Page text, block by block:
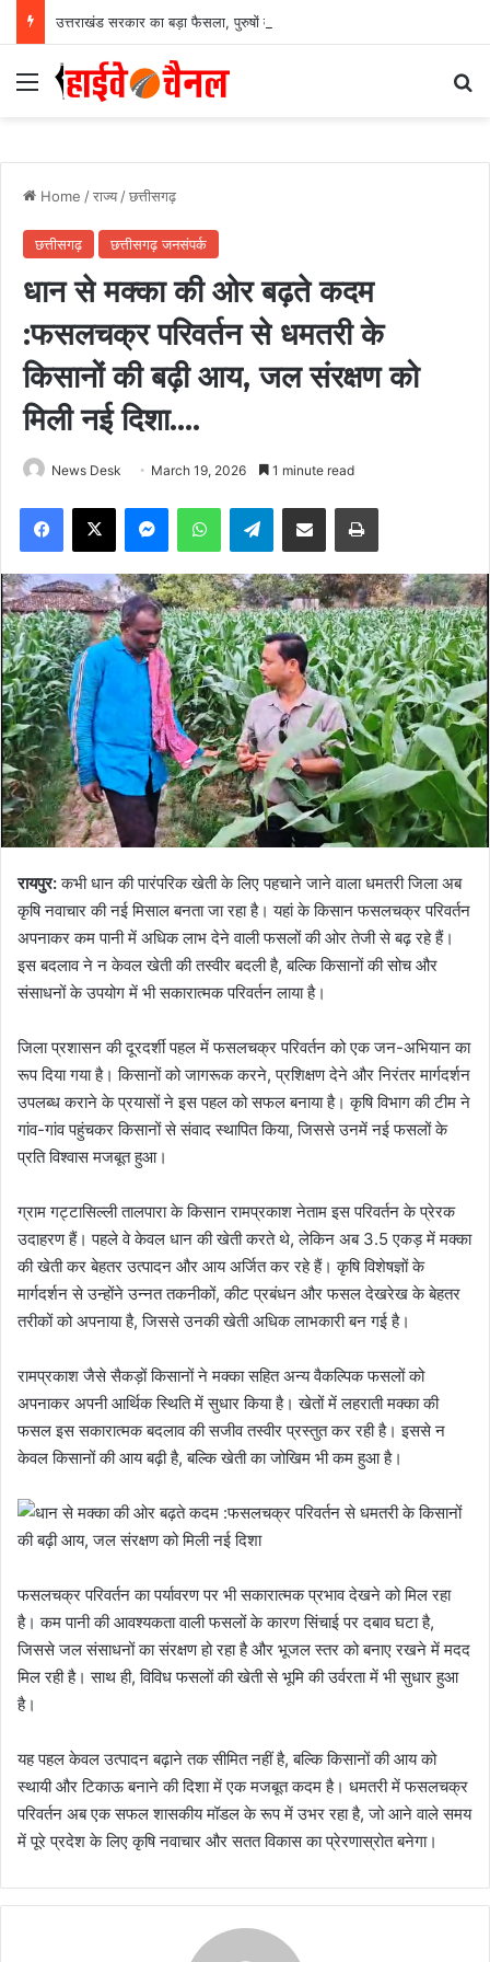
Menu
Home /राज्य /छत्तीसगढ़
छत्तीसगढ़ छत्तीसगढ़ जनसंपर्क
धान से मक्का की ओर बढ़ते कदम
:फसलचक्र परिवर्तन से धमतरी के
किसानों की बढ़ी आय, जल संरक्षण को
मिली नई दिशा….
News Desk March 19, 2026 1 minute read
Facebook
X MessengerWhatsAppTelegramShare via Email Print
रायपुर:कभी धान की पारंपरिक खेती के लिए पहचाने जाने वाला धमतरी जिला अब
कृषि नवाचार की नई मिसाल बनता जा रहा है। यहां के किसान फसलचक्र परिवर्तन
अपनाकर कम पानी में अधिक लाभ देने वाली फसलों की ओर तेजी से बढ़ रहे हैं।
इस बदलाव ने न केवल खेती की तस्वीर बदली है, बल्कि किसानों की सोच और
संसाधनों के उपयोग में भी सकारात्मक परिवर्तन लाया है।
जिला प्रशासन की दूरदर्शी पहल में फसलचक्र परिवर्तन को एक जन-अभियान का
रूप दिया गया है। किसानों को जागरूक करने, प्रशिक्षण देने और निरंतर मार्गदर्शन
उपलब्ध कराने के प्रयासों ने इस पहल को सफल बनाया है। कृषि विभाग की टीम ने
गांव-गांव पहुंचकर किसानों से संवाद स्थापित किया, जिससे उनमें नई फसलों के
प्रति विश्वास मजबूत हुआ।
ग्राम गट्टासिल्ली तालपारा के किसान रामप्रकाश नेताम इस परिवर्तन के प्रेरक
उदाहरण हैं। पहले वे केवल धान की खेती करते थे, लेकिन अब 3.5 एकड़ में मक्का
की खेती कर बेहतर उत्पादन और आय अर्जित कर रहे हैं। कृषि विशेषज्ञों के
मार्गदर्शन से उन्होंने उन्नत तकनीकों, कीट प्रबंधन और फसल देखरेख के बेहतर
तरीकों को अपनाया है, जिससे उनकी खेती अधिक लाभकारी बन गई है।
रामप्रकाश जैसे सैकड़ों किसानों ने मक्का सहित अन्य वैकल्पिक फसलों को
अपनाकर अपनी आर्थिक स्थिति में सुधार किया है। खेतों में लहराती मक्का की
फसल इस सकारात्मक बदलाव की सजीव तस्वीर प्रस्तुत कर रही है। इससे न
केवल किसानों की आय बढ़ी है, बल्कि खेती का जोखिम भी कम हुआ है।
फसलचक्र परिवर्तन का पर्यावरण पर भी सकारात्मक प्रभाव देखने को मिल रहा
है। कम पानी की आवश्यकता वाली फसलों के कारण सिंचाई पर दबाव घटा है,
जिससे जल संसाधनों का संरक्षण हो रहा है और भूजल स्तर को बनाए रखने में मदद
मिल रही है। साथ ही, विविध फसलों की खेती से भूमि की उर्वरता में भी सुधार हुआ
है।
यह पहल केवल उत्पादन बढ़ाने तक सीमित नहीं है, बल्कि किसानों की आय को
स्थायी और टिकाऊ बनाने की दिशा में एक मजबूत कदम है। धमतरी में फसलचक्र
परिवर्तन अब एक सफल शासकीय मॉडल के रूप में उभर रहा है, जो आने वाले समय
में पूरे प्रदेश के लिए कृषि नवाचार और सतत विकास का प्रेरणास्रोत बनेगा।